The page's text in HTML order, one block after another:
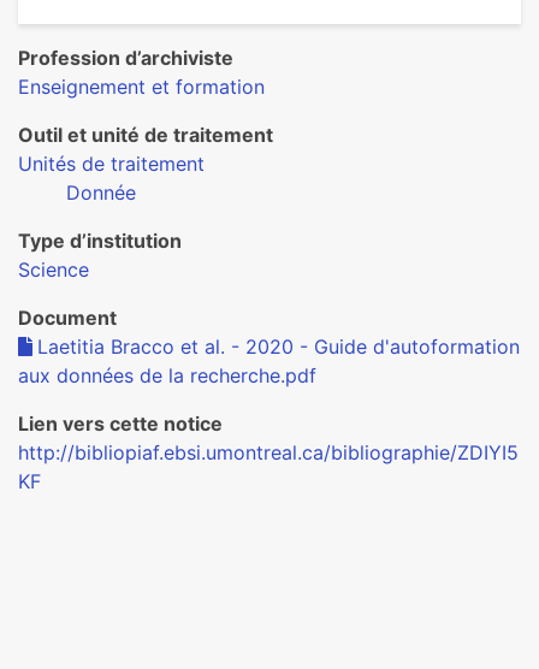
Profession d’archiviste
Enseignement et formation
Outil et unité de traitement
Unités de traitement
Donnée
Type d’institution
Science
Document
Laetitia Bracco et al. - 2020 - Guide d'autoformation
aux données de la recherche.pdf
Lien vers cette notice
http://bibliopiaf.ebsi.umontreal.ca/bibliographie/ZDIYI5
KF